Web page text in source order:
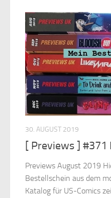
30. AUGUST 2019
[ Previews ] #371
Previews August 2019
Bestellschein aus dem
Katalog für US-Comics